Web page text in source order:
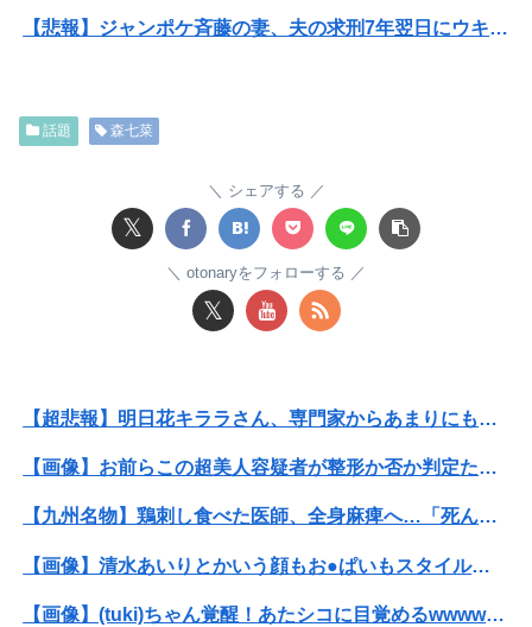
【悲報】ジャンポケ斉藤の妻、夫の求刑7年翌日にウキウキでInstagram更新
【朝日杯】柵木幹太五段が福間香奈女流五冠、出口若武六段に勝利
転校生と仲良くなってその子の家に遊びに行ったら私が小さい頃に撮った写真があった
【朗報】冨里奈央のバスト、もう大変なことになってるって...
【動画】黒人WNBA選手、白人選手のシュート妨害のためジャンピング・ネックブリーカー・ドロップして退場処分→ロッカールームから「白人特権」と投稿...
【超悲報】明日花キララさん、専門家からあまりにも非情な一言を告げられる
話題 森七菜
シェアする
𝕏
otonaryをフォローする
𝕏
【超悲報】明日花キララさん、専門家からあまりにも非情な一言を告げられる
【画像】お前らこの超美人容疑者が整形か否か判定たのむ！！
【九州名物】鶏刺し食べた医師、全身麻痺へ…「死んだほうが良かったと思っていた」
【画像】清水あいりとかいう顔もお●ぱいもスタイルも面白さも完璧なやつｗｗｗｗｗｗ
【画像】(tuki)ちゃん覚醒！あたシコに目覚めるwwwwwww